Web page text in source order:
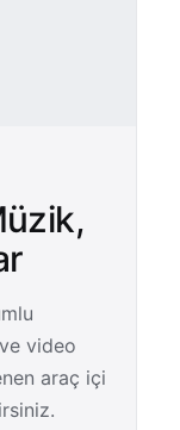
video
araç içi